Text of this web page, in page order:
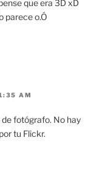
que era 3D xD
parece o.Ó
AM
fotógrafo. No hay
tu Flickr.